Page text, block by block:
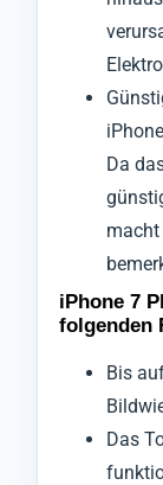
Da
iPhone 7
folgenden
Bis
Das